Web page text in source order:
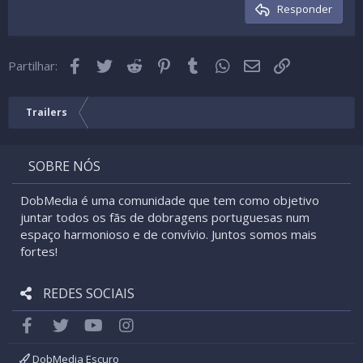
26
Trebuchet MS
Cabeçalho 3Responder
Partilhar: Facebook
Twitter Reddit Pinterest
Tumblr WhatsApp
Email
Trailers
SOBRE NÓS
DobMedia é uma comunidade que tem como objetivo
juntar todos os fãs de dobragens portuguesas num
espaço harmonioso e de convívio. Juntos somos mais
fortes!
REDES SOCIAIS
FacebookTwitter youtube
DobMedia Escuro